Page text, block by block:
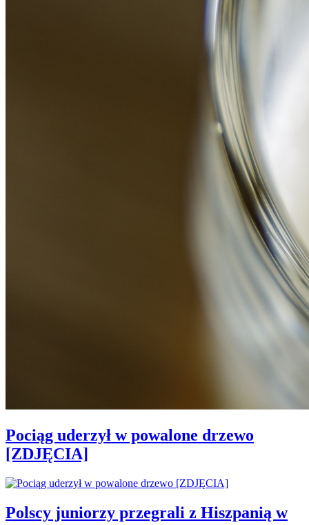
Pociąg uderzył w powalone drzewo
[ZDJĘCIA]
Polscy juniorzy przegrali z Hiszpanią w